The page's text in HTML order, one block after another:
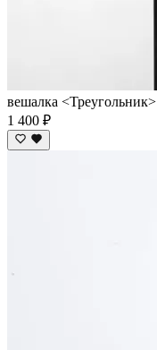
вешалка <Треугольник>
1 400 ₽